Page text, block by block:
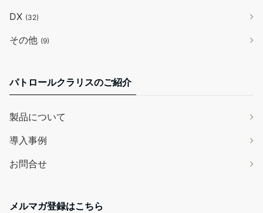
DX (32)
その他 (9)
パトロールクラリスのご紹介
製品について
導入事例
お問合せ
メルマガ登録はこちら